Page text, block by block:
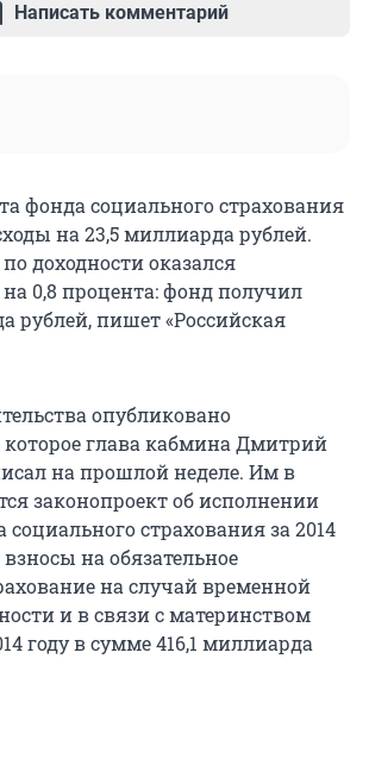
Написать комментарий
фонда социального страхования
на 23,5 миллиарда рублей.
доходности оказался
0,8 процента: фонд получил
рублей, пишет «Российская
опубликовано
глава кабмина Дмитрий
на прошлой неделе. Им в
законопроект об исполнении
страхования за 2014
на обязательное
на случай временной
и в связи с материнством
году в сумме 416,1 миллиарда